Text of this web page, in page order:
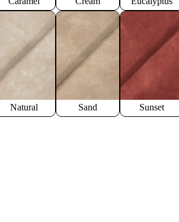
Natural Sand Sunset